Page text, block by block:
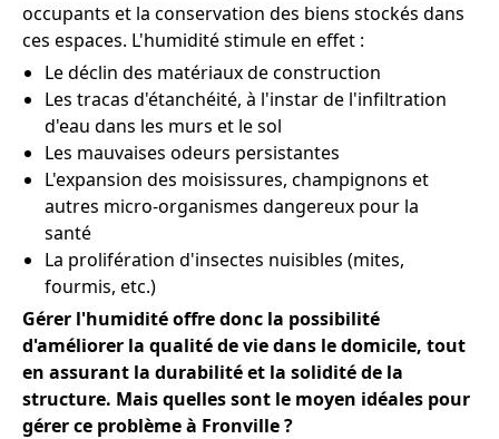
occupants et la conservation des biens stockés dans
ces espaces. L'humidité stimule en effet :
Le déclin des matériaux de construction
Les tracas d'étanchéité, à l'instar de l'infiltration
d'eau dans les murs et le sol
Les mauvaises odeurs persistantes
L'expansion des moisissures, champignons et
autres micro-organismes dangereux pour la
santé
La prolifération d'insectes nuisibles (mites,
fourmis, etc.)
Gérer l'humidité offre donc la possibilité
d'améliorer la qualité de vie dans le domicile, tout
en assurant la durabilité et la solidité de la
structure. Mais quelles sont le moyen idéales pour
gérer ce problème à Fronville ?